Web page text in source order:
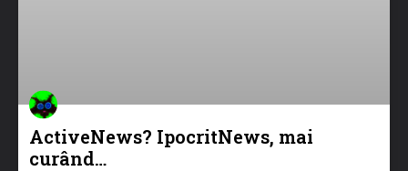
ActiveNews? IpocritNews, mai
curând…